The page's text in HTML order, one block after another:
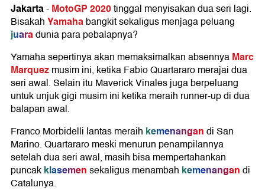
Jakarta-MotoGP 2020tinggal menyisakan dua seri lagi.
BisakahYamahabangkit sekaligus menjaga peluang
juaradunia para pebalapnya?
Yamaha sepertinya akan memaksimalkan absennyaMarc
Marquezmusim ini, ketika Fabio Quartararo merajai dua
seri awal. Selain itu Maverick Vinales juga berpeluang
untuk unjuk gigi musim ini ketika meraih runner-up di dua
balapan awal.
Franco Morbidelli lantas meraih kemenangandi San
Marino. Quartararo meski menurun penampilannya
setelah dua seri awal, masih bisa mempertahankan
puncakklasemensekaligus menambah kemenangandi
Catalunya.